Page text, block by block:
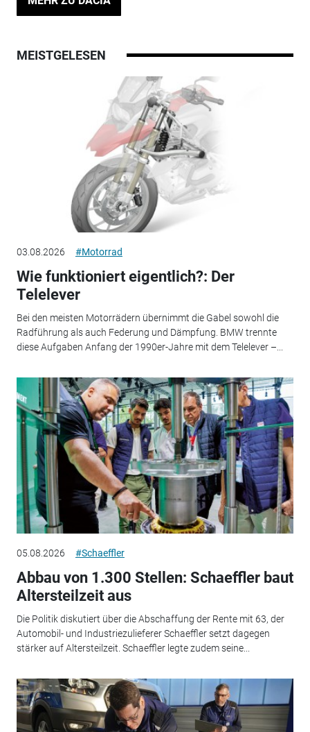
MEISTGELESEN
03.08.2026 #Motorrad
Wie funktioniert eigentlich?: Der
Telelever
Bei den meisten Motorrädern übernimmt die Gabel sowohl die
Radführung als auch Federung und Dämpfung. BMW trennte
diese Aufgaben Anfang der 1990er-Jahre mit dem Telelever –...
05.08.2026 #Schaeffler
Abbau von 1.300 Stellen: Schaeffler baut
Altersteilzeit aus
Die Politik diskutiert über die Abschaffung der Rente mit 63, der
Automobil- und Industriezulieferer Schaeffler setzt dagegen
stärker auf Altersteilzeit. Schaeffler legte zudem seine...